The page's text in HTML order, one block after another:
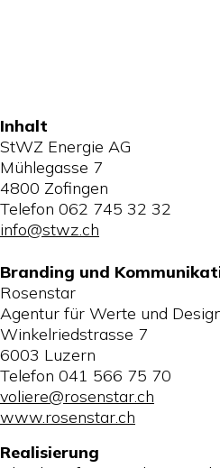
Inhalt
StWZ Energie AG
Mühlegasse 7
4800 Zofingen
Telefon 062 745 32 32
info@stwz.ch
Branding und
Rosenstar
Agentur für Werte und
Winkelriedstrasse 7
6003 Luzern
Telefon 041 566 75 70
voliere@rosenstar.ch
www.rosenstar.ch
Realisierung